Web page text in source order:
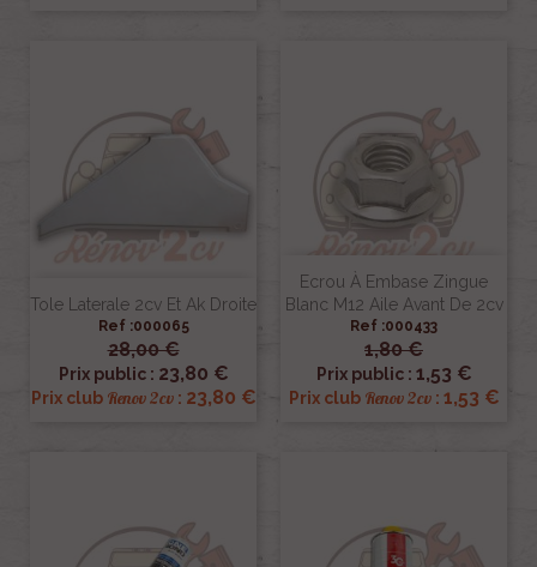
Tole Laterale 2cv Et Ak Droite
Ref :000065
28,00 €
Prix public : 23,80 €
Prix club Renov 2cv: 23,80 €
Ecrou À Embase Zingue
Blanc M12 Aile Avant De 2cv
Ref :000433
1,80 €
Prix public : 1,53 €
Prix club Renov 2cv: 1,53 €